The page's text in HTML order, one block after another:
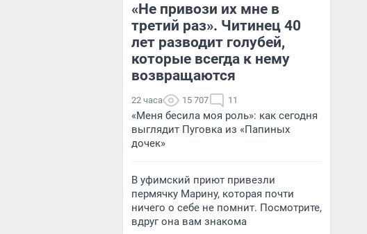
«Не привози их мне в
третий раз». Читинец 40
лет разводит голубей,
которые всегда к нему
возвращаются
22 часа 15 707 11
«Меня бесила моя роль»: как сегодня
выглядит Пуговка из «Папиных
дочек»
В уфимский приют привезли
пермячку Марину, которая почти
ничего о себе не помнит. Посмотрите,
вдруг она вам знакома